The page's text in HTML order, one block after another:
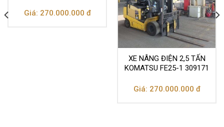
Giá: 270.000.000 đ
XE NÂNG ĐIỆN 2,5 TẤN
KOMATSU FE25-1 309171
Giá: 270.000.000 đ